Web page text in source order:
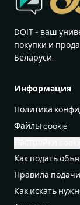
DOIT - ваш
покупки и
Беларуси.
Информация
Политика
Файлы cookie
Как подать
Правила
Как искать